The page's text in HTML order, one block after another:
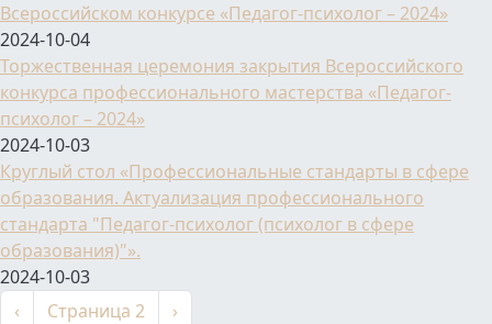
Всероссийском конкурсе «Педагог-психолог – 2024»
2024-10-04
Торжественная церемония закрытия Всероссийского
конкурса профессионального мастерства «Педагог-
психолог – 2024»
2024-10-03
Круглый стол «Профессиональные стандарты в сфере
образования. Актуализация профессионального
стандарта "Педагог-психолог (психолог в сфере
образования)"».
2024-10-03
Нумерация страниц
←‹ Страница 2 Следующая страница
›